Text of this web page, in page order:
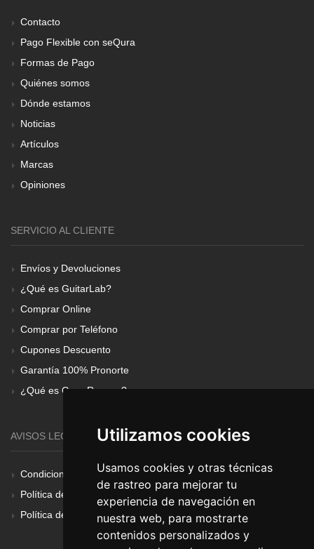
Utilizamos cookies
Usamos cookies y otras técnicas
de rastreo para mejorar tu
experiencia de navegación en
nuestra web, para mostrarte
contenidos personalizados y
Contacto
Pago Flexible con seQura
Formas de Pago
Quiénes somos
Dónde estamos
Noticias
Artículos
Marcas
Opiniones
SERVICIO AL CLIENTE
Envíos y Devoluciones
¿Qué es GuitarLab?
Comprar Online
Comprar por Teléfono
Cupones Descuento
Garantía 100% Pronorte
¿Qué es Gear Renove?
AVISOS LEGALES
Condiciones Generales
Política de Cookies
Política de Privacidad